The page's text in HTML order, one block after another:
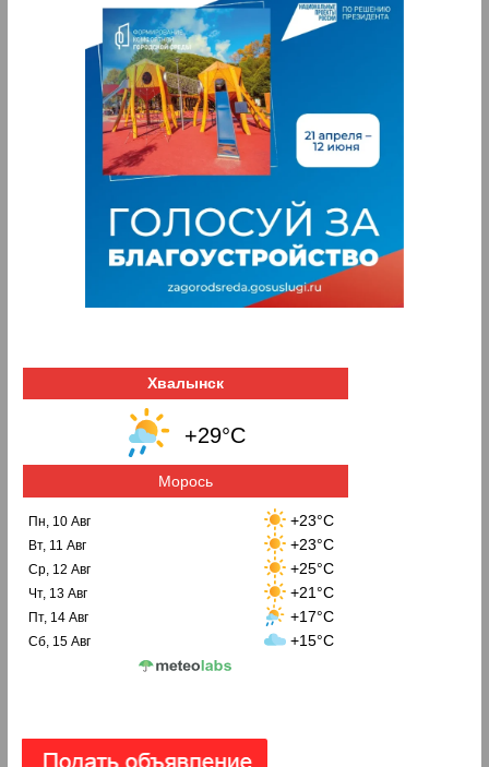
Хвалынск
+29°C
Морось
Пн, 10 Авг +23°C
Вт, 11 Авг +23°C
Ср, 12 Авг +25°C
Чт, 13 Авг +21°C
Пт, 14 Авг +17°C
Сб, 15 Авг +15°C